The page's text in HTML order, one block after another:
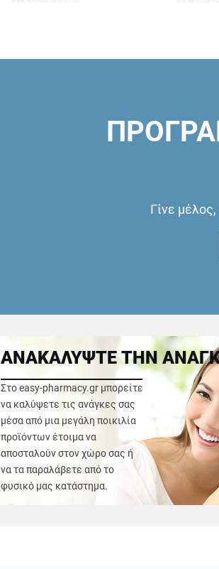
Γίνε
ΑΝΑΚΑΛΥΨΤΕ ΤΗΝ
Στο easy-pharmacy.gr μπορείτε
να καλύψετε τις ανάγκες σας
μέσα από μια μεγάλη ποικιλία
προϊόντων έτοιμα να
αποσταλούν στον χώρο σας ή
να τα παραλάβετε από το
φυσικό μας κατάστημα.